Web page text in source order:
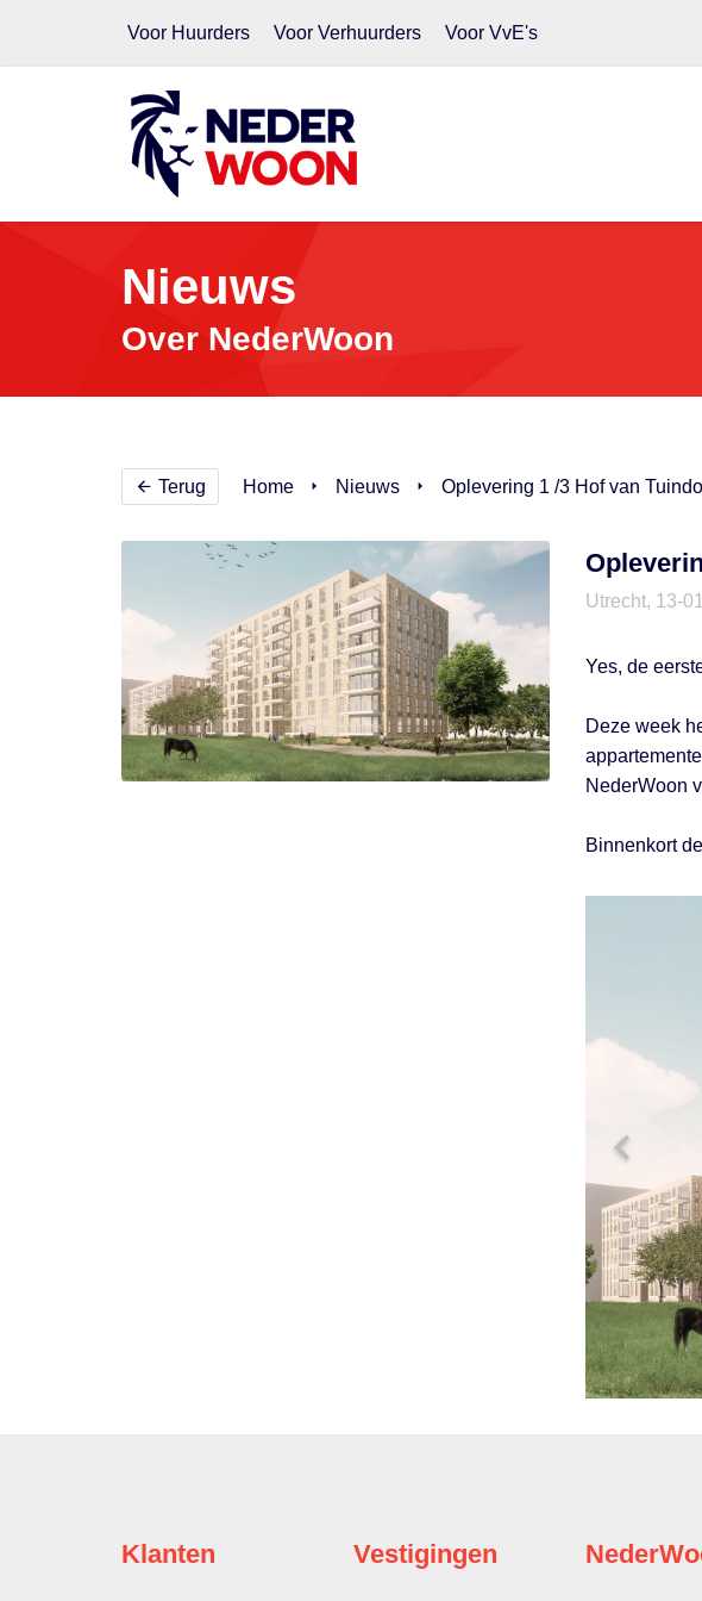
Voor Huurders Voor Verhuurders Voor VvE's
Nieuws
Over NederWoon
Terug Home Nieuws Oplevering 1 /3 Hof van
Utrecht, 13-
Yes, de
Deze week
NederWoon
Binnenkort
Klanten Vestigingen